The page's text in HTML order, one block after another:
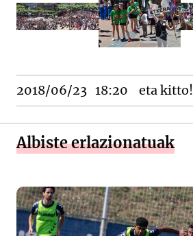
2018/06/23 18:20 eta kitto!
Albiste erlazionatuak